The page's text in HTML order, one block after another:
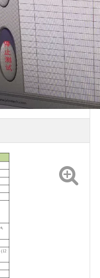
e,
(12